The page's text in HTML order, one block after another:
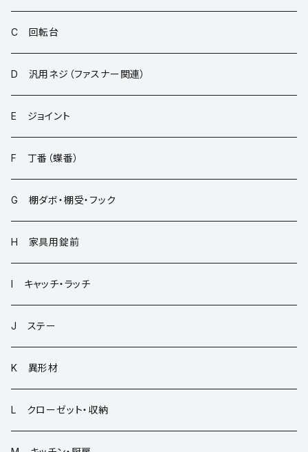
C 回転台
D 汎用ネジ（ファスナー関連）
E ジョイント
F 丁番（蝶番）
G 棚ダボ・棚受・フック
H 家具用錠前
I キャッチ・ラッチ
J ステー
K 異形材
L クローゼット・収納